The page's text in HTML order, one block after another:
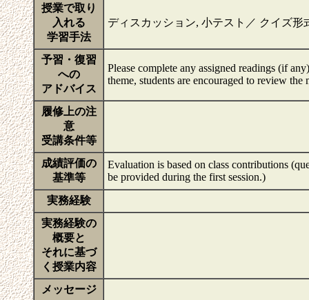
授業で取り
入れる
学習手法
ディスカッション, 小テスト／ クイズ形
予習・復習
への
アドバイス
Please complete any assigned readings (if
theme, students are encouraged to review
履修上の注
意
受講条件等
成績評価の
基準等
Evaluation is based on class contributions
be provided during the first session.)
実務経験
実務経験の
概要と
それに基づ
く授業内容
メッセージ